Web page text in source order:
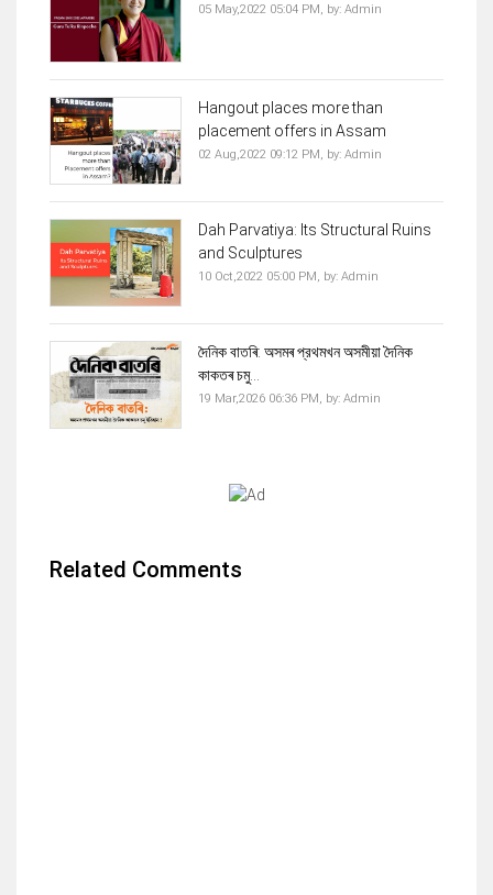
05 May,2022 05:04 PM, by: Admin
Hangout places more than
placement offers in Assam
02 Aug,2022 09:12 PM, by: Admin
Dah Parvatiya: Its Structural Ruins
and Sculptures
10 Oct,2022 05:00 PM, by: Admin
দৈনিক বাতৰি: অসমৰ প্রথমখন অসমীয়া দৈনিক
কাকতৰ চমু...
19 Mar,2026 06:36 PM, by: Admin
Related Comments